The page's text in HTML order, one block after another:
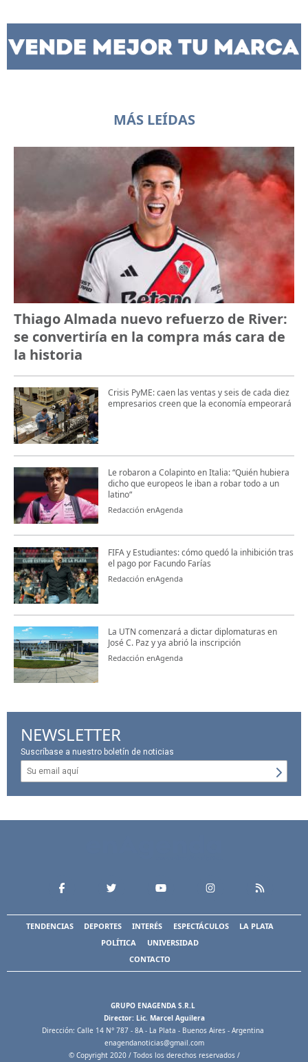
MÁS LEÍDAS
Thiago Almada nuevo refuerzo de River:
se convertiría en la compra más cara de
la historia
Crisis PyME: caen las ventas y seis de cada diez
empresarios creen que la economía empeorará
Le robaron a Colapinto en Italia: “Quién hubiera
dicho que europeos le iban a robar todo a un
latino“
Redacción enAgenda
FIFA y Estudiantes: cómo quedó la inhibición tras
el pago por Facundo Farías
Redacción enAgenda
La UTN comenzará a dictar diplomaturas en
José C. Paz y ya abrió la inscripción
Redacción enAgenda
NEWSLETTER
Suscríbase a nuestro boletín de noticias
TENDENCIAS DEPORTES INTERÉS ESPECTÁCULOS
LA PLATA
POLÍTICA
UNIVERSIDAD
CONTACTO
GRUPO ENAGENDA S.R.L
Director: Lic. Marcel Aguilera
Dirección: Calle 14 N° 787 - 8A - La Plata - Buenos Aires - Argentina
enagendanoticias@gmail.com
© Copyright 2020 / Todos los derechos reservados /